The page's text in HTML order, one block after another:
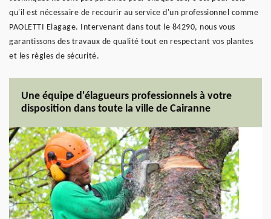
qu'il est nécessaire de recourir au service d'un professionnel comme
PAOLETTI Elagage. Intervenant dans tout le 84290, nous vous
garantissons des travaux de qualité tout en respectant vos plantes
et les règles de sécurité.
Une équipe d'élagueurs professionnels à votre
disposition dans toute la ville de Cairanne